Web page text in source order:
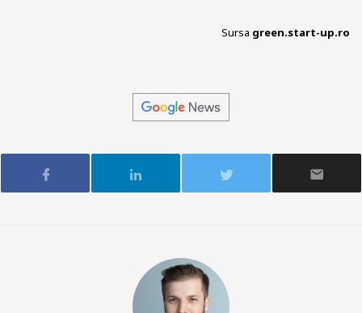
Sursa green.start-up.ro